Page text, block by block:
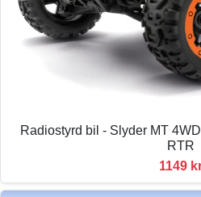
Radiostyrd bil - Slyder MT
RTR
1149